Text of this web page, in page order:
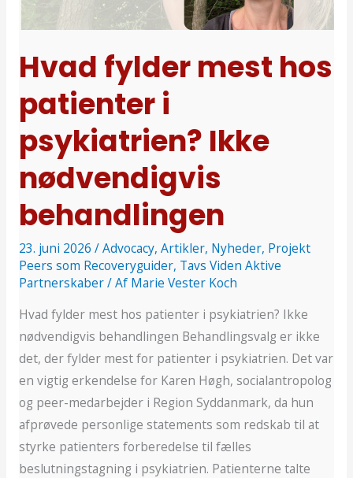
Hvad fylder mest hos
patienter i
psykiatrien? Ikke
nødvendigvis
behandlingen
23. juni 2026 /Advocacy, Artikler, Nyheder, Projekt
Peers som Recoveryguider, Tavs Viden Aktive
Partnerskaber/ Af Marie Vester Koch
Hvad fylder mest hos patienter i psykiatrien? Ikke
nødvendigvis behandlingen Behandlingsvalg er ikke
det, der fylder mest for patienter i psykiatrien. Det var
en vigtig erkendelse for Karen Høgh, socialantropolog
og peer-medarbejder i Region Syddanmark, da hun
afprøvede personlige statements som redskab til at
styrke patienters forberedelse til fælles
beslutningstagning i psykiatrien. Patienterne talte
patienter
psykiatrien?
Ikke
nødvendigvis
behandlingen